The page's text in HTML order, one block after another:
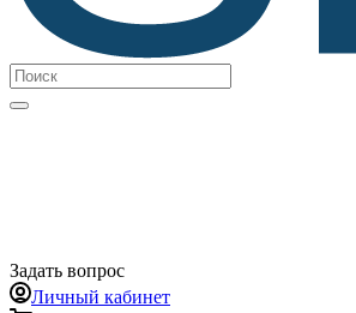
Задать вопрос
Личный кабинет